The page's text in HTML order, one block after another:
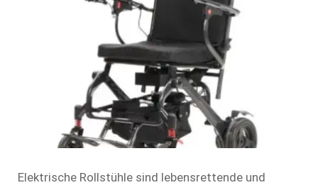
Elektrische Rollstühle sind lebensrettende und